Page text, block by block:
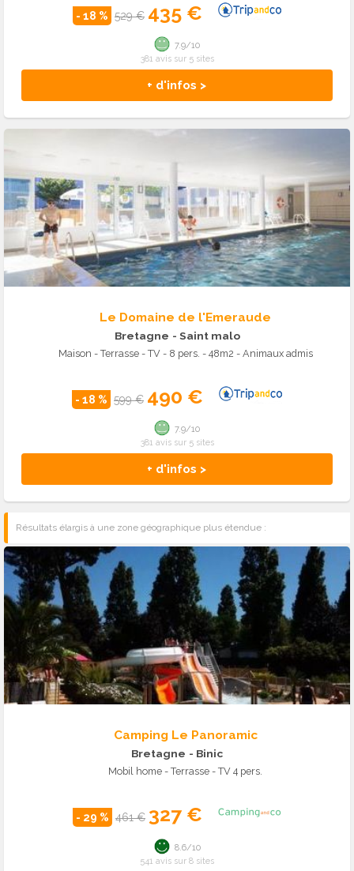
- 18 % 529 € 435 €
+ d'infos >
7.9/10
381 avis sur 5 sites
Le Domaine de l'Emeraude
Bretagne - Saint malo
Maison - Terrasse - TV - 8 pers. - 48m2 - Animaux admis
- 18 % 599 € 490 €
+ d'infos >
7.9/10
381 avis sur 5 sites
Résultats élargis à une zone géographique plus étendue :
Camping Le Panoramic
Bretagne - Binic
Mobil home - Terrasse - TV 4 pers.
- 29 % 461 € 327 €
8.6/10
541 avis sur 8 sites